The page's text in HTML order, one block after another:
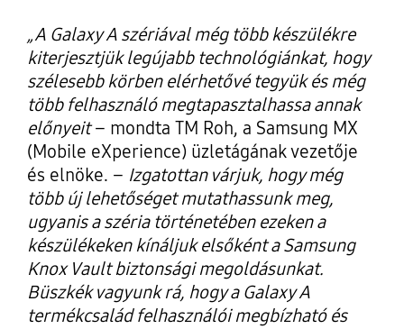
„A Galaxy A szériával még több készülékre
kiterjesztjük legújabb technológiánkat, hogy
szélesebb körben elérhetővé tegyük és még
több felhasználó megtapasztalhassa annak
előnyeit– mondta TM Roh, a Samsung MX
(Mobile eXperience) üzletágának vezetője
és elnöke. – Izgatottan várjuk, hogy még
több új lehetőséget mutathassunk meg,
ugyanis a széria történetében ezeken a
készülékeken kínáljuk elsőként a Samsung
Knox Vault biztonsági megoldásunkat.
Büszkék vagyunk rá, hogy a Galaxy A
termékcsalád felhasználói megbízható és